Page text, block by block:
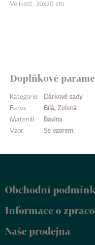
Velikost: 30x30 cm
Doplňkové
Kategorie:
Dárkové sady
Barva:
Bílá, Zelená
Materiál :
Bavlna
Vzor: Se vzorem
Obchodní
Informace o
Naše prodejna